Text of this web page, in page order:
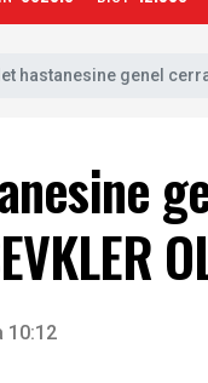
hastanesine genel
10:12